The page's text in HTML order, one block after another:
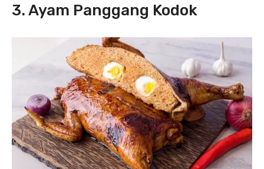
3. Ayam Panggang Kodok